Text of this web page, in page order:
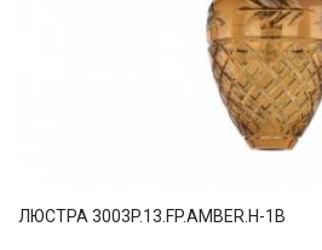
ЛЮСТРА 3003P.13.FP.AMBER.H-1B